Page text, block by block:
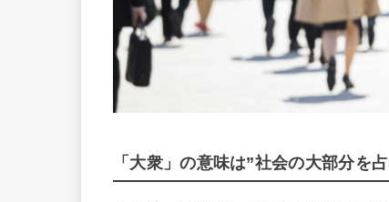
「大衆」の意味は”社会の大部分を